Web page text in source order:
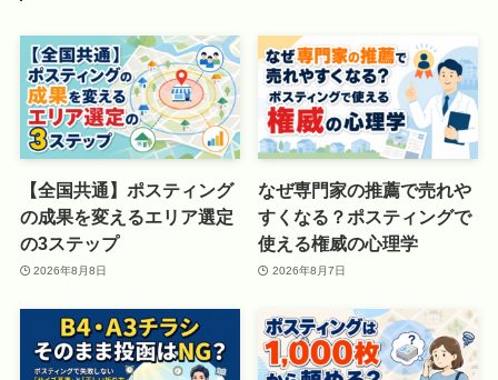
【全国共通】ポスティング
の成果を変えるエリア選定
の3ステップ
2026年8月8日
なぜ専門家の推薦で売れや
すくなる？ポスティングで
使える権威の心理学
2026年8月7日